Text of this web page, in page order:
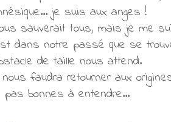
je suis aux anges !
sauverait tous, mais je me
dans notre passé que se
de taille nous attend.
faudra retourner aux
pas bonnes à entendre...